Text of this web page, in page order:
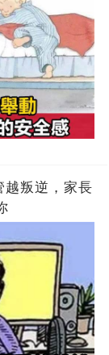
越叛逆，家長